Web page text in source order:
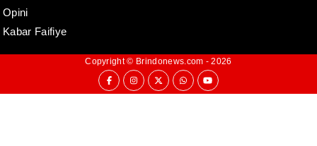
Opini
Kabar Faifiye
Copyright © Brindonews.com - 2026